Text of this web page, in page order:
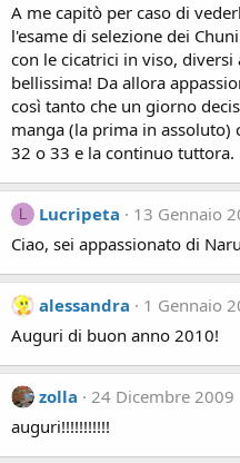
A me capitò per caso di
l'esame di selezione dei
con le cicatrici in viso,
bellissima! Da allora
così tanto che un giorno
manga (la prima in assoluto)
32 o 33 e la continuo tuttora.
L Lucripeta
13 Gennaio
Ciao, sei appassionato di
alessandra
1 Gennaio
Auguri di buon anno 2010!
zolla
24 Dicembre 2009
auguri!!!!!!!!!!!